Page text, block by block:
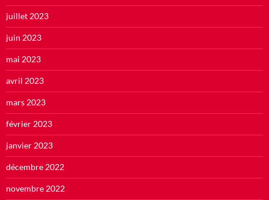
juillet 2023
juin 2023
mai 2023
avril 2023
mars 2023
février 2023
janvier 2023
décembre 2022
novembre 2022